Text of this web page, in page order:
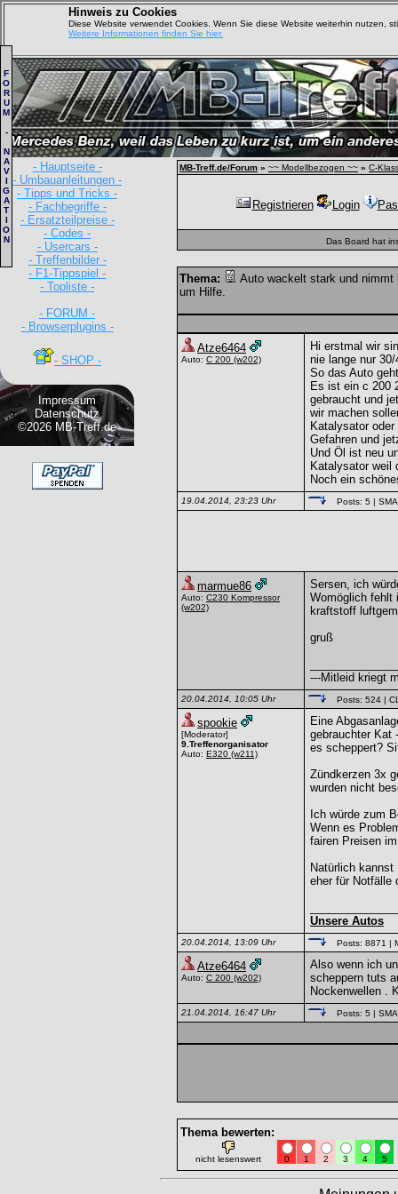
Hinweis zu Cookies
Diese Website verwendet Cookies. Wenn Sie diese Website weiterhin nutzen,
Weitere Informationen finden Sie hier.
- Hauptseite -
- Umbauanleitungen -
- Tipps und Tricks -
- Fachbegriffe -
- Ersatzteilpreise -
- Codes -
- Usercars -
- Treffenbilder -
- F1-Tippspiel -
- Topliste -
- FORUM -
- Browserplugins -
- SHOP -
Impressum
Datenschutz
©2026 MB-Treff.de
F
O
R
U
M
-
N
A
V
I
G
A
T
I
O
N
MB-Treff.de/Forum » ~~ Modellbezogen ~~ » C-
Registrieren Login
Das Board hat
Thema:
Auto wackelt stark und
um Hilfe.
Atze6464
Auto: C 200 (w202)
Hi erstmal wir
nie lange nur
So das Auto
Es ist ein c 200
gebraucht und
wir machen
Katalysator
Gefahren und
Und Öl ist neu
Katalysator weil
Noch ein
19.04.2014, 23:23 Uhr Posts: 5 |
marmue86
Auto: C230 Kompressor
(w202)
Sersen, ich
Womöglich fehlt
kraftstoff
gruß
---Mitleid kriegt
20.04.2014, 10:05 Uhr Posts: 524 |
spookie
[Moderator]
9.Treffenorganisator
Auto: E320 (w211)
Eine
gebrauchter Kat
es scheppert?
Zündkerzen 3x
wurden nicht
Ich würde zum
Wenn es
fairen Preisen
Natürlich
eher für Notfälle
Unsere Autos
20.04.2014, 13:09 Uhr Posts: 8871 |
Atze6464
Auto: C 200 (w202)
Also wenn ich
scheppern tuts
Nockenwellen .
21.04.2014, 16:47 Uhr Posts: 5 |
Thema bewerten:
nicht lesenswert 0 1 2 3 4 5